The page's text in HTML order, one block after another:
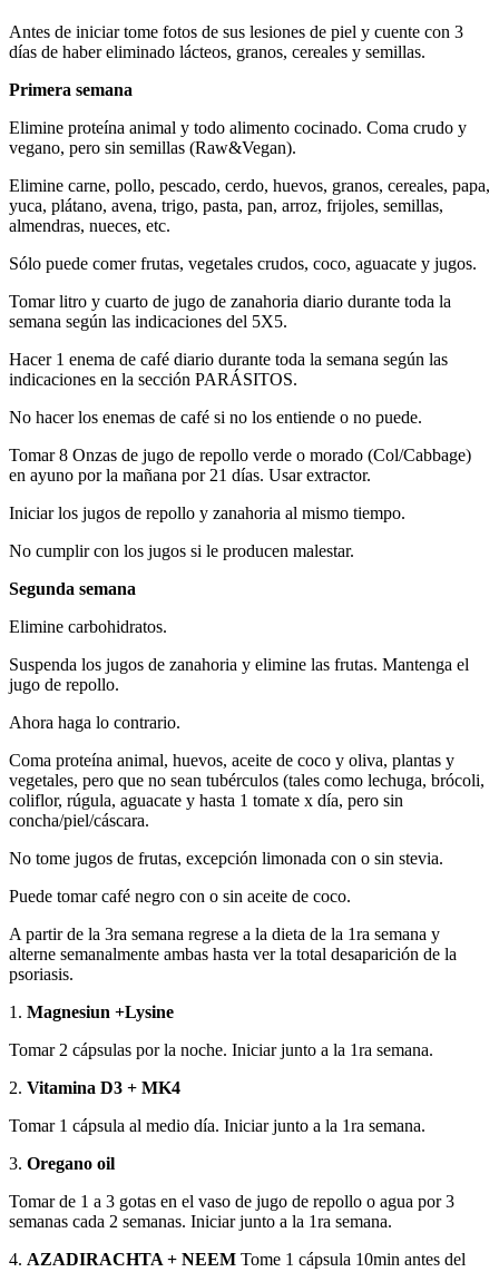
Antes de iniciar tome fotos de sus lesiones de piel y cuente con 3
días de haber eliminado lácteos, granos, cereales y semillas.
Primera semana
Elimine proteína animal y todo alimento cocinado. Coma crudo y
vegano, pero sin semillas (Raw&Vegan).
Elimine carne, pollo, pescado, cerdo, huevos, granos, cereales, papa,
yuca, plátano, avena, trigo, pasta, pan, arroz, frijoles, semillas,
almendras, nueces, etc.
Sólo puede comer frutas, vegetales crudos, coco, aguacate y jugos.
Tomar litro y cuarto de jugo de zanahoria diario durante toda la
semana según las indicaciones del 5X5.
Hacer 1 enema de café diario durante toda la semana según las
indicaciones en la sección PARÁSITOS.
No hacer los enemas de café si no los entiende o no puede.
Tomar 8 Onzas de jugo de repollo verde o morado (Col/Cabbage)
en ayuno por la mañana por 21 días. Usar extractor.
Iniciar los jugos de repollo y zanahoria al mismo tiempo.
No cumplir con los jugos si le producen malestar.
Segunda semana
Elimine carbohidratos.
Suspenda los jugos de zanahoria y elimine las frutas. Mantenga el
jugo de repollo.
Ahora haga lo contrario.
Coma proteína animal, huevos, aceite de coco y oliva, plantas y
vegetales, pero que no sean tubérculos (tales como lechuga, brócoli,
coliflor, rúgula, aguacate y hasta 1 tomate x día, pero sin
concha/piel/cáscara.
No tome jugos de frutas, excepción limonada con o sin stevia.
Puede tomar café negro con o sin aceite de coco.
A partir de la 3ra semana regrese a la dieta de la 1ra semana y
alterne semanalmente ambas hasta ver la total desaparición de la
psoriasis.
1. Magnesiun +Lysine
Tomar 2 cápsulas por la noche. Iniciar junto a la 1ra semana.
2. Vitamina D3 + MK4
Tomar 1 cápsula al medio día. Iniciar junto a la 1ra semana.
3. Oregano oil
Tomar de 1 a 3 gotas en el vaso de jugo de repollo o agua por 3
semanas cada 2 semanas. Iniciar junto a la 1ra semana.
4. AZADIRACHTA + NEEM Tome 1 cápsula 10min antes del